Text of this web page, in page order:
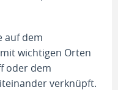
auf dem
wichtigen Orten
oder dem
verknüpft.